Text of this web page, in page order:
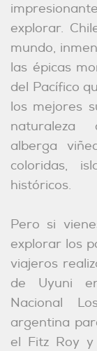
explorar.
mundo,
las épicas
del Pacífico
los mejores
naturaleza
alberga
coloridas,
históricos.
Pero si
explorar los
viajeros
de Uyuni
Nacional
argentina
el Fitz Roy